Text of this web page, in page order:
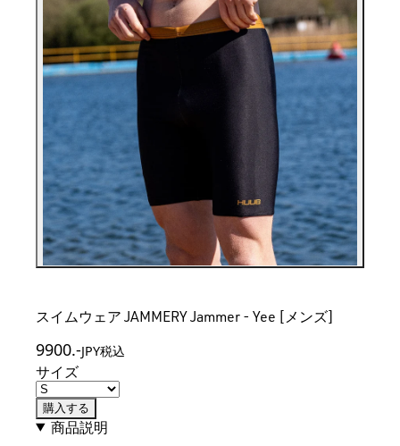
スイムウェア JAMMERY Jammer - Yee [メンズ]
9900.-JPY税込
サイズ
購入する
商品説明